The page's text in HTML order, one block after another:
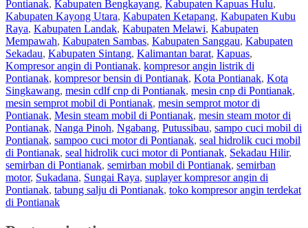
Pontianak, Kabupaten Bengkayang, Kabupaten Kapuas Hulu,
Kabupaten Kayong Utara, Kabupaten Ketapang, Kabupaten Kubu
Raya, Kabupaten Landak, Kabupaten Melawi, Kabupaten
Mempawah, Kabupaten Sambas, Kabupaten Sanggau, Kabupaten
Sekadau, Kabupaten Sintang, Kalimantan barat, Kapuas,
Kompresor angin di Pontianak, kompresor angin listrik di
Pontianak, kompresor bensin di Pontianak, Kota Pontianak, Kota
Singkawang, mesin cdlf cnp di Pontianak, mesin cnp di Pontianak,
mesin semprot mobil di Pontianak, mesin semprot motor di
Pontianak, Mesin steam mobil di Pontianak, mesin steam motor di
Pontianak, Nanga Pinoh, Ngabang, Putussibau, sampo cuci mobil di
Pontianak, sampoo cuci motor di Pontianak, seal hidrolik cuci mobil
di Pontianak, seal hidrolik cuci motor di Pontianak, Sekadau Hilir,
semirban di Pontianak, semirban mobil di Pontianak, semirban
motor, Sukadana, Sungai Raya, suplayer kompresor angin di
Pontianak, tabung salju di Pontianak, toko kompresor angin terdekat
di Pontianak